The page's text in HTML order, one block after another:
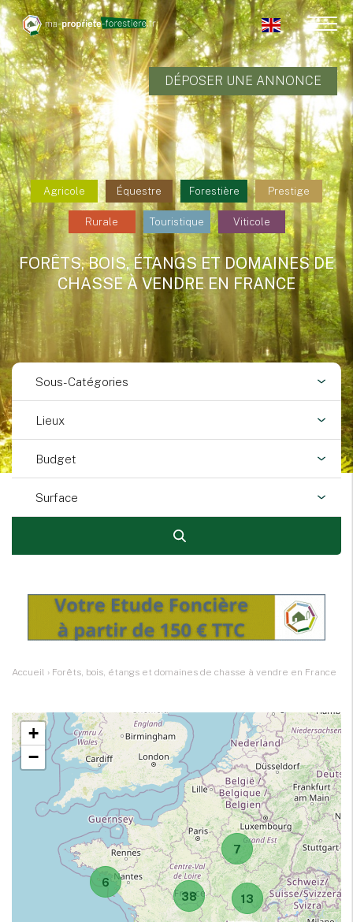
DÉPOSER UNE ANNONCE
Agricole Équestre Forestière Prestige
Rurale Touristique Viticole
FORÊTS, BOIS, ÉTANGS ET DOMAINES DE
CHASSE À VENDRE EN FRANCE
Sous-Catégories
Lieux
Budget
Surface
Accueil › Forêts, bois, étangs et domaines de chasse à vendre en France
7
13
6
38
+
−